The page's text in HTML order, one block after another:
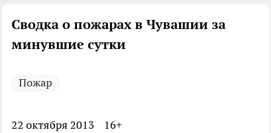
Сводка о пожарах в Чувашии за
минувшие сутки
Пожар
22 октября 2013 16+